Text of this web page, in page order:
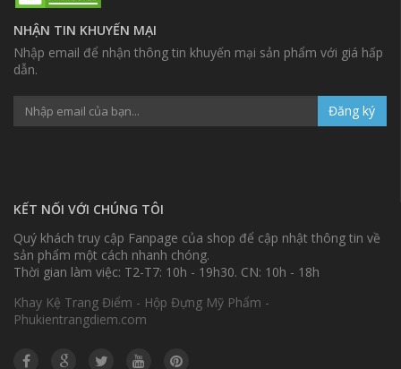
NHẬN TIN KHUYẾN MẠI
Nhập email để nhận thông tin khuyến mại sản phẩm với giá hấp
dẫn.
Đăng ký
KẾT NỐI VỚI CHÚNG TÔI
Quý khách truy cập Fanpage của shop để cập nhật thông tin về
sản phẩm một cách nhanh chóng.
Thời gian làm việc: T2-T7: 10h - 19h30. CN: 10h - 18h
Khay Kệ Trang Điểm - Hộp Đựng Mỹ Phẩm -
Phukientrangdiem.com